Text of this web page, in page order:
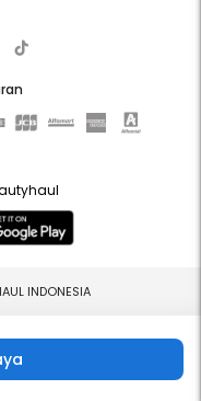
INDONESIA